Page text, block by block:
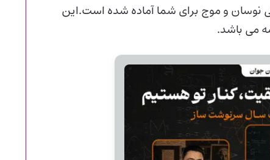
نوسان و موج برای شما آماده شده است.این
می باشد.